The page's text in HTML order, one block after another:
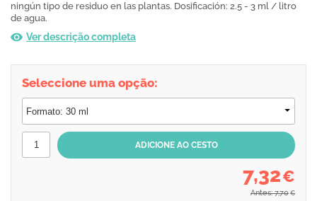
ningún tipo de residuo en las plantas. Dosificación: 2.5 - 3 ml / litro
de agua.
Ver descrição completa
Seleccione uma opção:
7,32€
Antes: 7,70 €